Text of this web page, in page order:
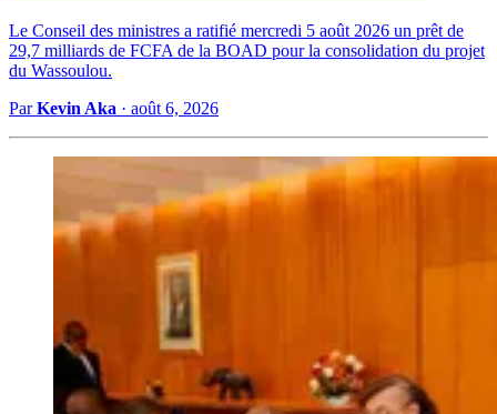
Le Conseil des ministres a ratifié mercredi 5 août 2026 un prêt de
29,7 milliards de FCFA de la BOAD pour la consolidation du projet
du Wassoulou.
ParKevin Aka · août 6, 2026